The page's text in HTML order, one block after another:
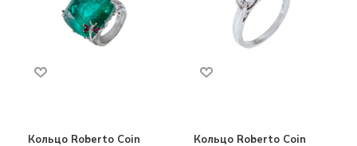
Кольцо Roberto Coin
Кольцо Roberto Coin